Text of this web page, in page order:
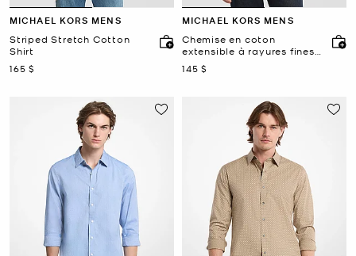
MICHAEL KORS MENS
Striped Stretch Cotton
Shirt
maintenant
165 $
MICHAEL KORS MENS
Chemise en coton
extensible à rayures fines
et à logo
maintenant
145 $